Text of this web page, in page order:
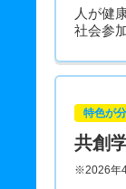
人が健
社会参
特色が
共創
※2026年4